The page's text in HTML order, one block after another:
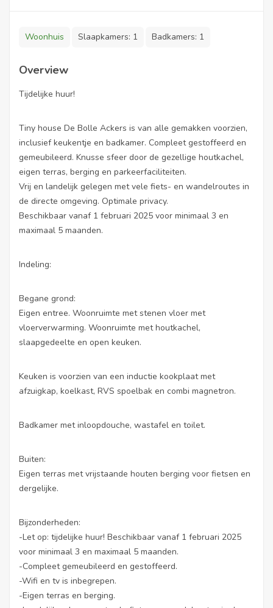
Woonhuis Slaapkamers: 1 Badkamers: 1
Overview
Tijdelijke huur!
Tiny house De Bolle Ackers is van alle gemakken voorzien,
inclusief keukentje en badkamer. Compleet gestoffeerd en
gemeubileerd. Knusse sfeer door de gezellige houtkachel,
eigen terras, berging en parkeerfaciliteiten.
Vrij en landelijk gelegen met vele fiets- en wandelroutes in
de directe omgeving. Optimale privacy.
Beschikbaar vanaf 1 februari 2025 voor minimaal 3 en
maximaal 5 maanden.
Indeling:
Begane grond:
Eigen entree. Woonruimte met stenen vloer met
vloerverwarming. Woonruimte met houtkachel,
slaapgedeelte en open keuken.
Keuken is voorzien van een inductie kookplaat met
afzuigkap, koelkast, RVS spoelbak en combi magnetron.
Badkamer met inloopdouche, wastafel en toilet.
Buiten:
Eigen terras met vrijstaande houten berging voor fietsen en
dergelijke.
Bijzonderheden:
-Let op: tijdelijke huur! Beschikbaar vanaf 1 februari 2025
voor minimaal 3 en maximaal 5 maanden.
-Compleet gemeubileerd en gestoffeerd.
-Wifi en tv is inbegrepen.
-Eigen terras en berging.